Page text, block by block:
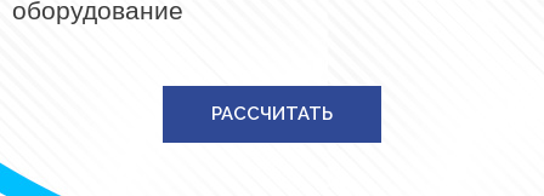
оборудование
РАССЧИТАТЬ